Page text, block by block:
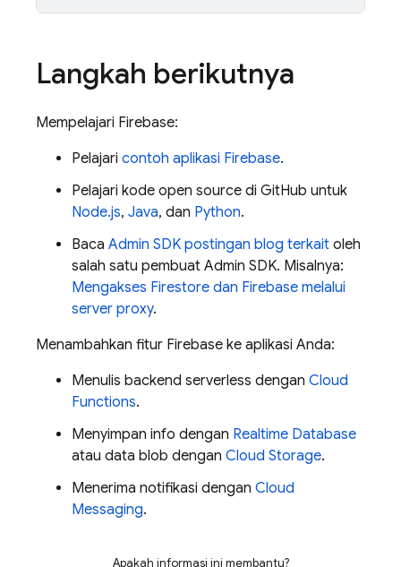
Langkah berikutnya
Mempelajari Firebase:
Pelajari contoh aplikasi Firebase.
Pelajari kode open source di GitHub untuk
Node.js, Java, dan Python.
Baca Admin SDK postingan blog terkait oleh
salah satu pembuat Admin SDK. Misalnya:
Mengakses Firestore dan Firebase melalui
server proxy.
Menambahkan fitur Firebase ke aplikasi Anda:
Menulis backend serverless dengan Cloud
Functions.
Menyimpan info dengan Realtime Database
atau data blob dengan Cloud Storage.
Menerima notifikasi dengan Cloud
Messaging.
Apakah informasi ini membantu?